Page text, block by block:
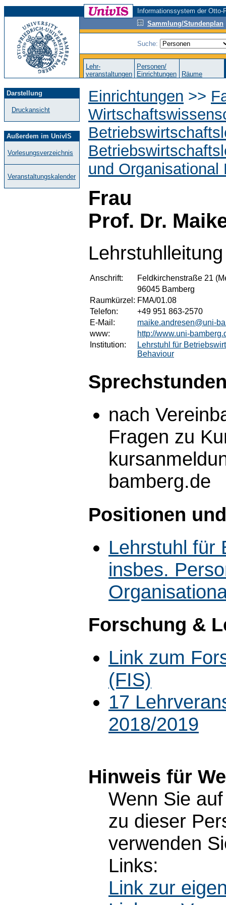
Informationssystem der
Sammlung/Stundenplan
Suche:
Lehr-
veranstaltungen
Personen/
Einrichtungen
Räume
Darstellung
Druckansicht
Außerdem im UnivIS
Vorlesungsverzeichnis
Veranstaltungskalender
Einrichtungen >>
und Organisational
Frau
Prof. Dr.
Lehrstuhlleitung
Anschrift:
Feldkirchenstraße 21
96045 Bamberg
Raumkürzel: FMA/01.08
Telefon:
+49 951 863-2570
E-Mail:
maike.andresen@uni-
www:
http://www.uni-
Institution:
Lehrstuhl für
Behaviour
nach
Fragen zu
bamberg.de
Positionen
Lehrstuhl für
insbes.
Forschung &
Link zum
(FIS)
17
2018/2019
Hinweis für
Wenn Sie
zu dieser
verwenden
Links:
Link zur